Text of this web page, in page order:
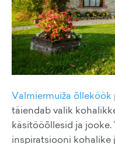
Valmiermuiža õlleköök
täiendab valik
käsitööõllesid ja
inspiratsiooni kohalike